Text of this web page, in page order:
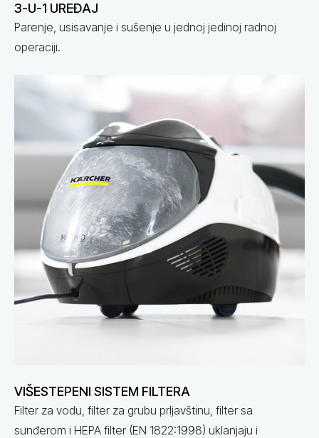
3-U-1 UREĐAJ
Parenje, usisavanje i sušenje u jednoj jedinoj radnoj
operaciji.
VIŠESTEPENI SISTEM FILTERA
Filter za vodu, filter za grubu prljavštinu, filter sa
sunđerom i HEPA filter (EN 1822:1998) uklanjaju i